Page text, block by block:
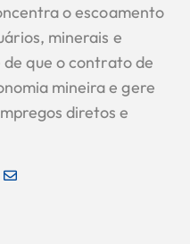
o escoamento
minerais e
que o contrato de
mineira e gere
diretos e